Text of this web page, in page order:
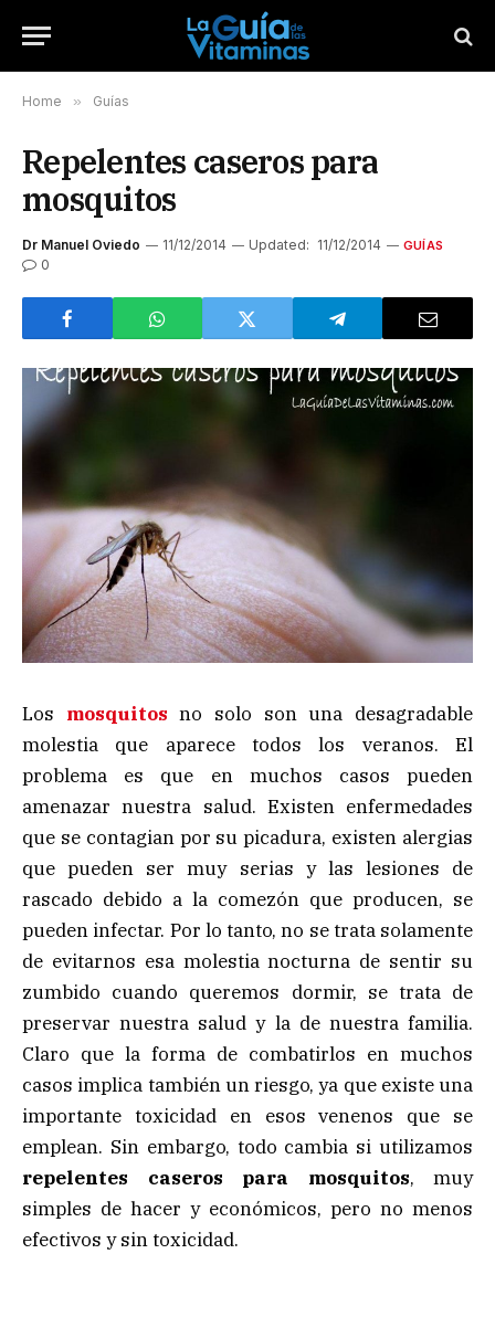
Home » Guías
Repelentes caseros para
mosquitos
Dr Manuel Oviedo 11/12/2014 Updated: 11/12/2014 GUÍAS
0
Los mosquitos no solo son una desagradable
molestia que aparece todos los veranos. El
problema es que en muchos casos pueden
amenazar nuestra salud. Existen enfermedades
que se contagian por su picadura, existen alergias
que pueden ser muy serias y las lesiones de
rascado debido a la comezón que producen, se
pueden infectar. Por lo tanto, no se trata solamente
de evitarnos esa molestia nocturna de sentir su
zumbido cuando queremos dormir, se trata de
preservar nuestra salud y la de nuestra familia.
Claro que la forma de combatirlos en muchos
casos implica también un riesgo, ya que existe una
importante toxicidad en esos venenos que se
emplean. Sin embargo, todo cambia si utilizamos
repelentes caseros para mosquitos, muy
simples de hacer y económicos, pero no menos
efectivos y sin toxicidad.